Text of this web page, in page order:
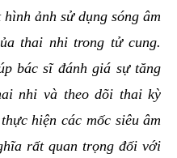
ảnh sử dụng sóng âm
thai nhi trong tử cung.
bác sĩ đánh giá sự tăng
nhi và theo dõi thai kỳ
hiện các mốc siêu âm
rất quan trọng đối với